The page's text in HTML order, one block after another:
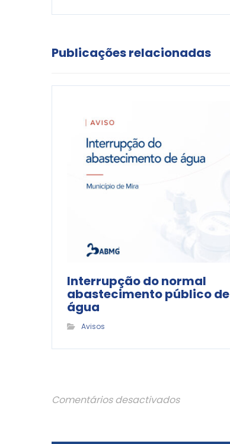
Publicações relacionadas
Interrupção do normal
abastecimento público de
água
Avisos
Comentários desactivados